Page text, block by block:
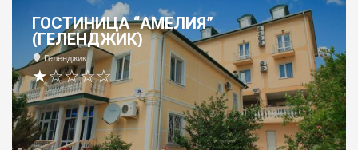
ГОСТИНИЦА “АМЕЛИЯ”
(ГЕЛЕНДЖИК)
Геленджик
★☆☆☆☆